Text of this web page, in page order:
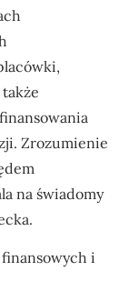
Zrozumienie
na świadomy
i